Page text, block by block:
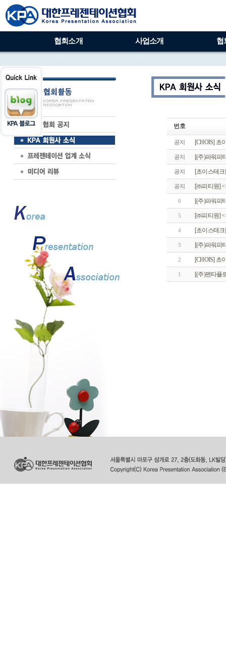
협회소개 사업소개 협
번호
공지 [CHOIS] 초
공지 [(주)파워피
공지 [초이스테
공지 [㈜피티원]
6 [(주)파워피
5 [㈜피티원]
4 [초이스테
3 [(주)파워피
2 [CHOIS] 초
1 [(주)펜타플